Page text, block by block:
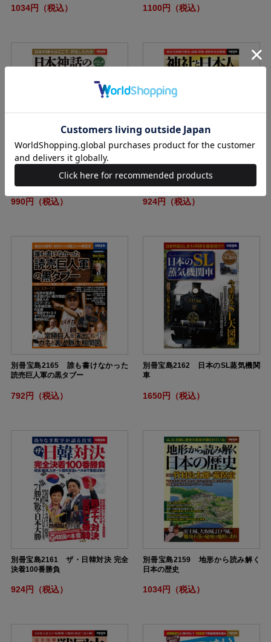
1034円（税込） 1100円（税込）
別冊宝島2151 日本神話の地図帳
990円（税込）
別冊宝島2163 神社と日本人
924円（税込）
別冊宝島2165 誰も書けなかった
読売巨人軍の黒タブー
792円（税込）
別冊宝島2162 日本のSL蒸気機関
車
1650円（税込）
別冊宝島2161 ザ・日韓対決 完全
決着100番勝負
924円（税込）
別冊宝島2159 地形から読み解く
日本の歴史
1034円（税込）